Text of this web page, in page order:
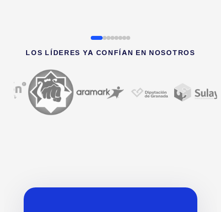
LOS LÍDERES YA CONFÍAN EN NOSOTROS